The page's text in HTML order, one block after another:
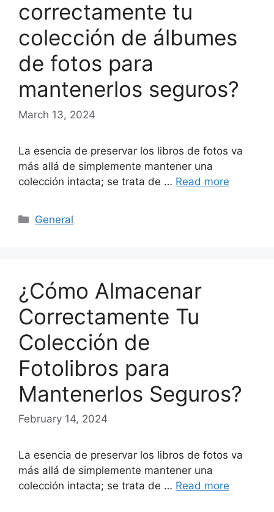
correctamente tu
colección de álbumes
de fotos para
mantenerlos seguros?
March 13, 2024
La esencia de preservar los libros de fotos va
más allá de simplemente mantener una
colección intacta; se trata de … Read more
Categories
General
¿Cómo Almacenar
Correctamente Tu
Colección de
Fotolibros para
Mantenerlos Seguros?
February 14, 2024
La esencia de preservar los libros de fotos va
más allá de simplemente mantener una
colección intacta; se trata de … Read more